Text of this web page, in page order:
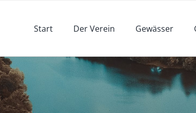
Start Der Verein Gewässer